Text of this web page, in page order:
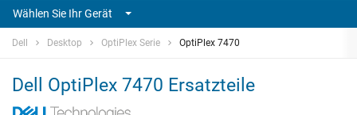
Wählen Sie Ihr Gerät
Dell Desktop OptiPlex Serie OptiPlex 7470
Dell OptiPlex 7470 Ersatzteile